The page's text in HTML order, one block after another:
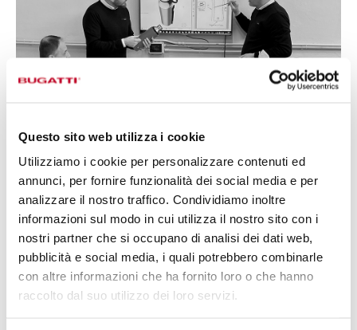
Questo sito web utilizza i cookie
Utilizziamo i cookie per personalizzare contenuti ed
annunci, per fornire funzionalità dei social media e per
analizzare il nostro traffico. Condividiamo inoltre
informazioni sul modo in cui utilizza il nostro sito con i
nostri partner che si occupano di analisi dei dati web,
pubblicità e social media, i quali potrebbero combinarle
con altre informazioni che ha fornito loro o che hanno
raccolto dal suo utilizzo dei loro servizi.
DESIGN BY
BUGATTI DESIGN STUDIO
UN TEAM DI PROGETTISTI E DESIGNER
DALL'ANIMO CREATIVO